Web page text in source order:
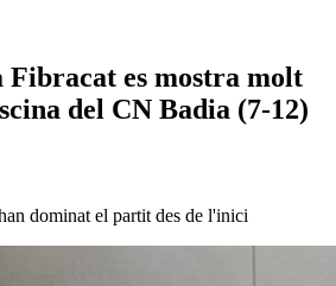
Fibracat es mostra molt
del CN Badia (7-12)
dominat el partit des de l'inici